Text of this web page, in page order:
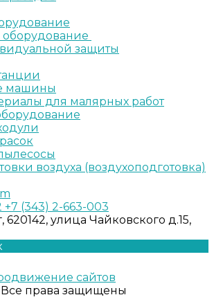
оборудование
защиты
машины
для малярных работ
воздуха (воздухоподготовка)
+7 (343) 2-663-003
620142, улица Чайковского д.15,
сайтов
Все права защищены